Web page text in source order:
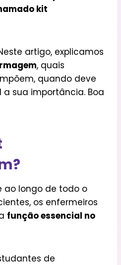
kit
artigo, explicamos
, quais
quando deve
sua importância. Boa
ao longo de todo o
os enfermeiros
função essencial no
de